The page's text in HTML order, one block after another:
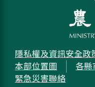
隱私權及資訊安全政
本部位置圖
各縣
緊急災害聯絡